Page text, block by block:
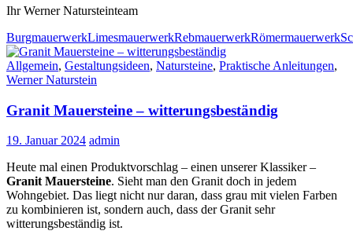
Ihr Werner Natursteinteam
BurgmauerwerkLimesmauerwerkRebmauerwerkRömermauerwerk
Allgemein, Gestaltungsideen, Natursteine, Praktische Anleitungen,
Werner Naturstein
Granit Mauersteine – witterungsbeständig
19. Januar 2024 admin
Heute mal einen Produktvorschlag – einen unserer Klassiker –
Granit Mauersteine. Sieht man den Granit doch in jedem
Wohngebiet. Das liegt nicht nur daran, dass grau mit vielen Farben
zu kombinieren ist, sondern auch, dass der Granit sehr
witterungsbeständig ist.